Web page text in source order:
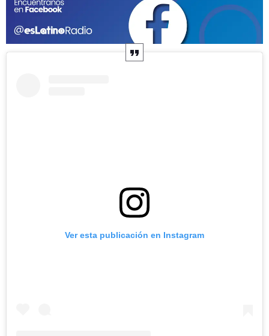
Ver esta publicación en Instagram